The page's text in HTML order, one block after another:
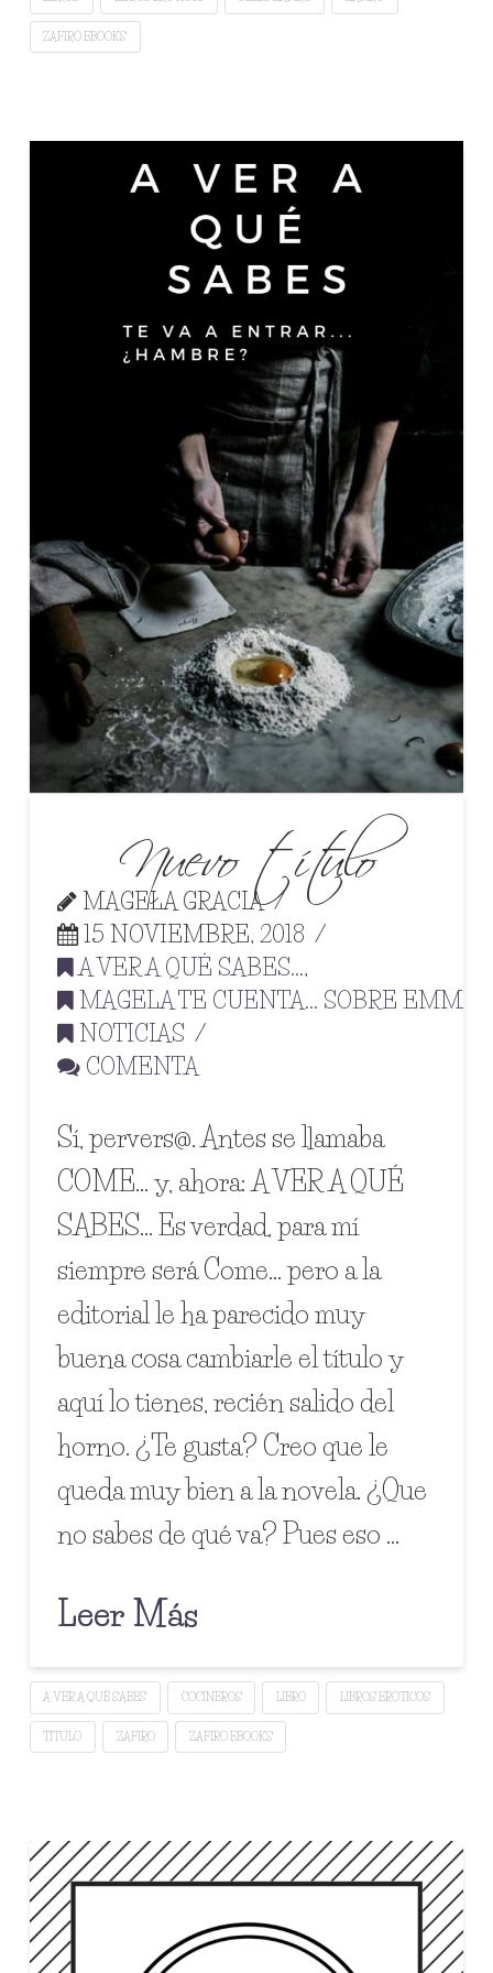
ZAFIRO EBOOKS
Nuevo título
MAGELA GRACIA
15 NOVIEMBRE, 2018
A VER A QUÉ SABES...,
MAGELA TE CUENTA... SOBRE EMMA
NOTICIAS
COMENTA
Sí, pervers@. Antes se llamaba
COME… y, ahora: A VER A QUÉ
SABES… Es verdad, para mí
siempre será Come… pero a la
editorial le ha parecido muy
buena cosa cambiarle el título y
aquí lo tienes, recién salido del
horno. ¿Te gusta? Creo que le
queda muy bien a la novela. ¿Que
no sabes de qué va? Pues eso …
Leer Más
A VER A QUÉ SABES COCINEROS LIBRO LIBROS ERÓTICOS
TÍTULO ZAFIRO ZAFIRO EBOOKS